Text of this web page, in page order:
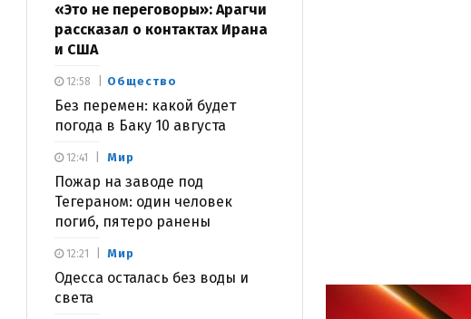
«Это не переговоры»: Арагчи
рассказал о контактах Ирана
и США
Общество
Без перемен: какой будет
погода в Баку 10 августа
12:58
Мир
Пожар на заводе под
Тегераном: один человек
погиб, пятеро ранены
12:41
Мир
Одесса осталась без воды и
света
12:21